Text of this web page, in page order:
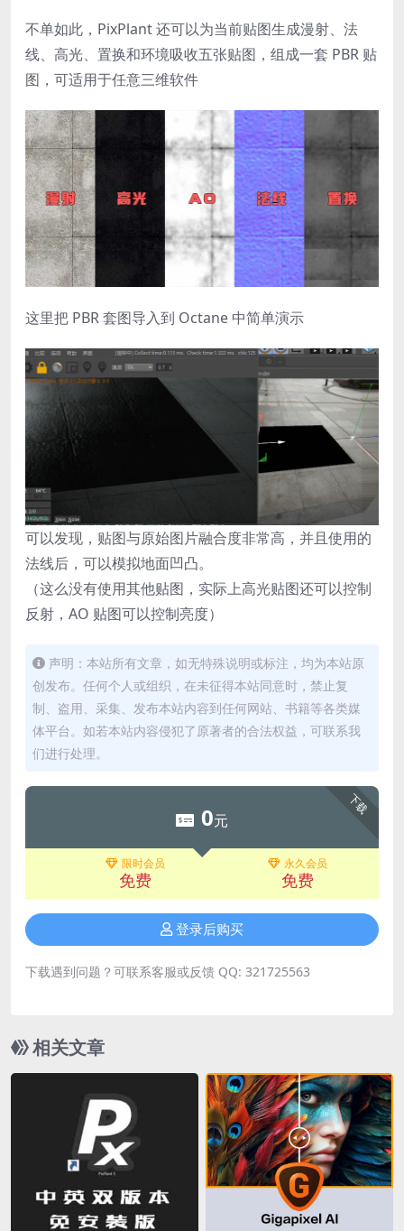
不单如此，PixPlant 还可以为当前贴图生成漫射、法
线、高光、置换和环境吸收五张贴图，组成一套 PBR 贴
图，可适用于任意三维软件
这里把 PBR 套图导入到 Octane 中简单演示
可以发现，贴图与原始图片融合度非常高，并且使用的
法线后，可以模拟地面凹凸。
（这么没有使用其他贴图，实际上高光贴图还可以控制
反射，AO 贴图可以控制亮度）
声明：本站所有文章，如无特殊说明或标注，均为本站原
创发布。任何个人或组织，在未征得本站同意时，禁止复
制、盗用、采集、发布本站内容到任何网站、书籍等各类媒
体平台。如若本站内容侵犯了原著者的合法权益，可联系我
们进行处理。
下载
0元
限时会员
免费
永久会员
免费
登录后购买
下载遇到问题？可联系客服或反馈 QQ: 321725563
相关文章